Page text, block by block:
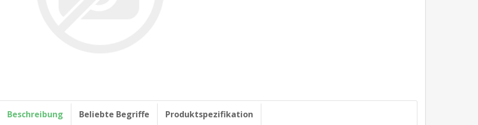
Beschreibung Beliebte Begriffe Produktspezifikation